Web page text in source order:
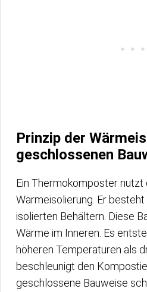
Prinzip der
geschlossenen
Ein Thermokomposter nutzt
Wärmeisolierung. Er
isolierten Behältern. Diese
Wärme im Inneren. Es
höheren Temperaturen als
beschleunigt den
geschlossene Bauweise